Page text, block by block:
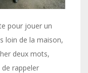
pour jouer un
loin de la maison,
deux mots,
rappeler